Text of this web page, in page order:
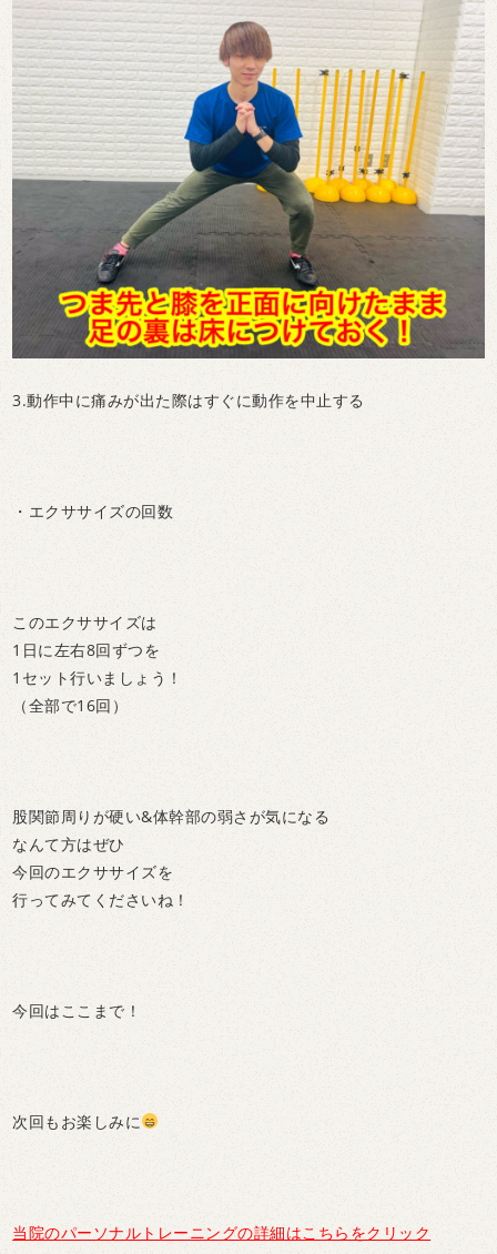
3.動作中に痛みが出た際はすぐに動作を中止する
・エクササイズの回数
このエクササイズは
1日に左右8回ずつを
1セット行いましょう！
（全部で16回）
股関節周りが硬い&体幹部の弱さが気になる
なんて方はぜひ
今回のエクササイズを
行ってみてくださいね！
今回はここまで！
次回もお楽しみに
当院のパーソナルトレーニングの詳細はこちらをクリック